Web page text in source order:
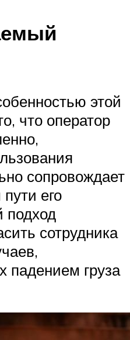
этой
что оператор
сопровождает
его
подход
сотрудника
падением груза